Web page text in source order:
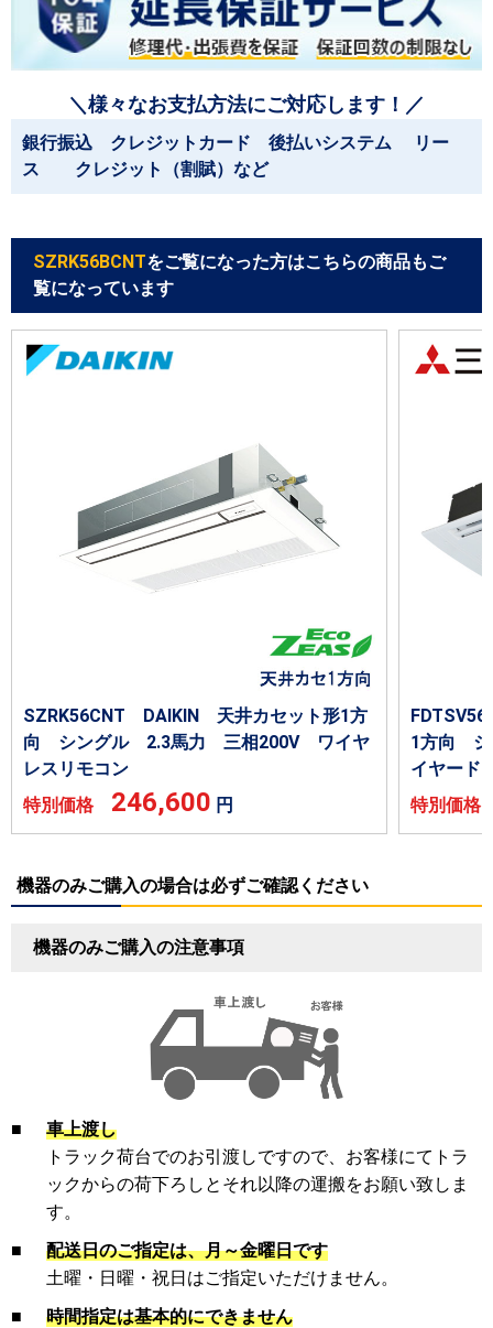
＼様々なお支払方法にご対応します！／
銀行振込 クレジットカード 後払いシステム リー
ス クレジット（割賦）など
SZRK56BCNTをご覧になった方はこちらの商品もご
覧になっています
SZRK56CNT DAIKIN 天井カセット形1方
向 シングル 2.3馬力 三相200V ワイヤ
レスリモコン
特別価格 246,600 円
1方向
イヤード
特別価
機器のみご購入の場合は必ずご確認ください
機器のみご購入の注意事項
■
車上渡し
トラック荷台でのお引渡しですので、お客様にてトラ
ックからの荷下ろしとそれ以降の運搬をお願い致しま
す。
■
配送日のご指定は、月～金曜日です
土曜・日曜・祝日はご指定いただけません。
■
時間指定は基本的にできません